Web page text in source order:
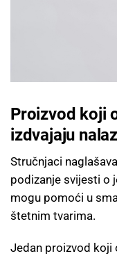
Proizvod koji
izdvajaju
Stručnjaci
podizanje svijesti o
mogu pomoći u
štetnim tvarima.
Jedan proizvod koji